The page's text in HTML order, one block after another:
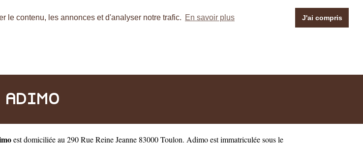
le contenu, les annonces et d'analyser notre trafic. En savoir plus J'ai compris
ADIMO
est domiciliée au 290 Rue Reine Jeanne 83000 Toulon. Adimo est immatriculée sous le